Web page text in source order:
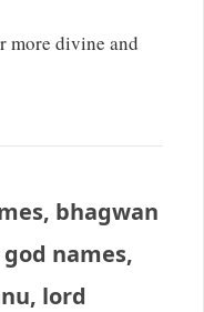
more divine and
bhagwan
names,
lord